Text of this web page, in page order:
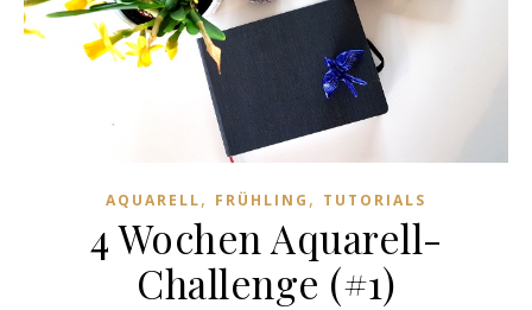
AQUARELL, FRÜHLING , TUTORIALS
4 Wochen Aquarell-
Challenge (#1)